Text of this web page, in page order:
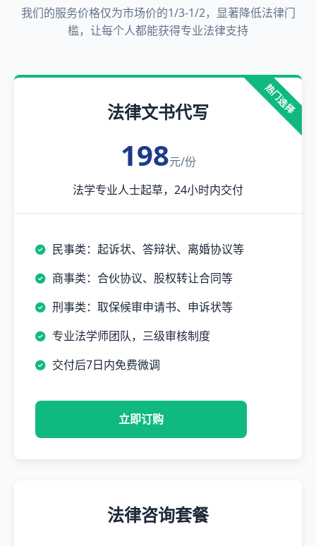
我们的服务价格仅为市场价的1/3-1/2，显著降低法律门
槛，让每个人都能获得专业法律支持
热门选择
法律文书代写
198元/份
法学专业人士起草，24小时内交付
民事类：起诉状、答辩状、离婚协议等
商事类：合伙协议、股权转让合同等
刑事类：取保候审申请书、申诉状等
专业法学师团队，三级审核制度
交付后7日内免费微调
立即订购
法律咨询套餐